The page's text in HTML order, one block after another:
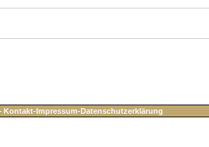
Kontakt-Impressum-Datenschutzerklärung